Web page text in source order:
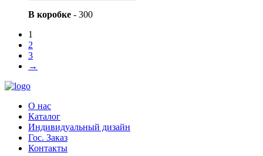
В коробке - 300
1
2
3
→
О нас
Каталог
Индивидуальный дизайн
Гос. Заказ
Контакты